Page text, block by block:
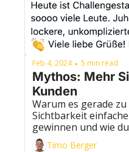
Feb 4, 2024 • 5 min read
Mythos: Mehr
Kunden
Warum es gerade
Sichtbarkeit
gewinnen und wie
kannst...Timo Berger